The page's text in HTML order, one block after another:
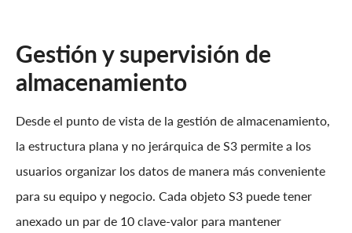
Gestión y supervisión de
almacenamiento
Desde el punto de vista de la gestión de almacenamiento,
la estructura plana y no jerárquica de S3 permite a los
usuarios organizar los datos de manera más conveniente
para su equipo y negocio. Cada objeto S3 puede tener
anexado un par de 10 clave-valor para mantener